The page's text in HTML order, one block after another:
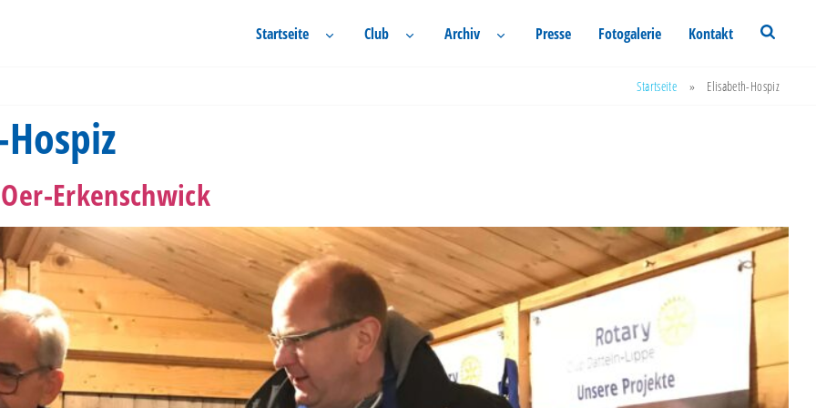
Startseite Club Archiv Presse Fotogalerie Kontakt
Startseite » Elisabeth-Hospiz
Erkenschwick